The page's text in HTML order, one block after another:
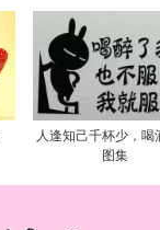
人逢知己千杯少，喝
图集